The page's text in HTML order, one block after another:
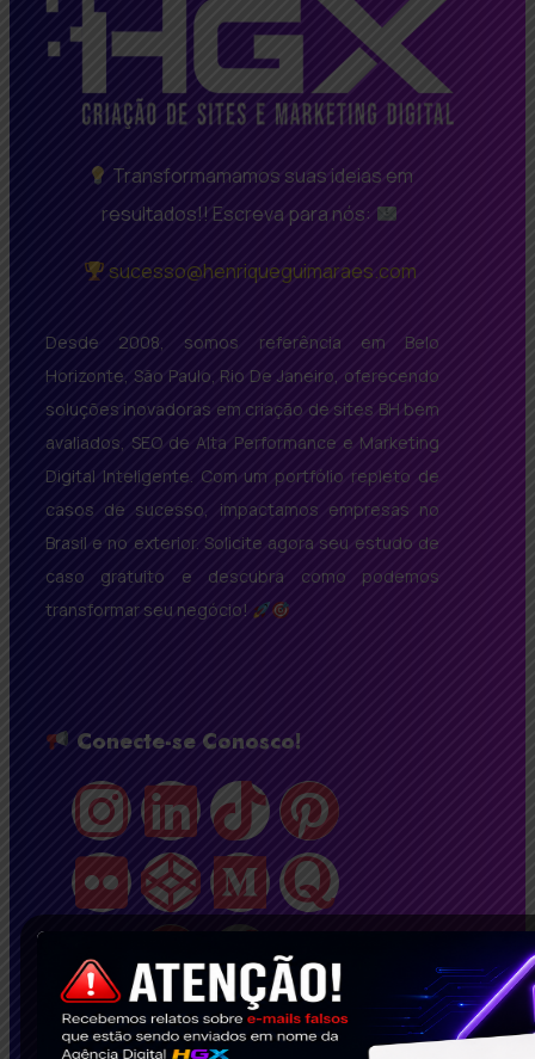
Transformamamos suas ideias em
resultados!! Escreva para nós:
sucesso@henriqueguimaraes.com
Desde 2008, somos referência em Belo
Horizonte, São Paulo, Rio De Janeiro, oferecendo
soluções inovadoras em criação de sites BH bem
avaliados, SEO de Alta Performance e Marketing
Digital Inteligente. Com um portfólio repleto de
casos de sucesso, impactamos empresas no
Brasil e no exterior. Solicite agora seu estudo de
caso gratuito e descubra como podemos
transformar seu negócio!
Conecte-se Conosco!